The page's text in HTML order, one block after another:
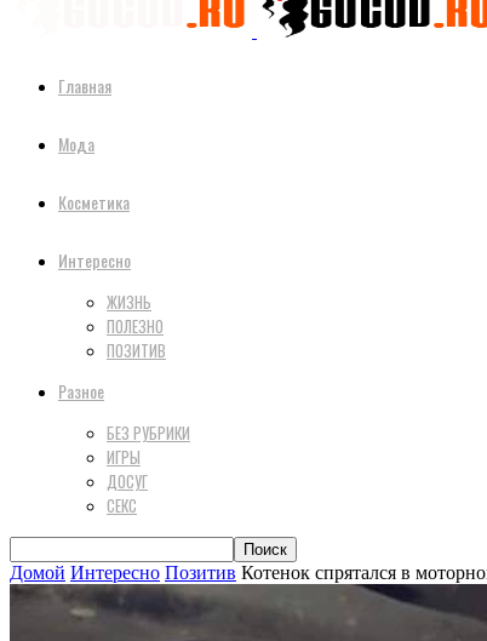
Главная
Мода
Косметика
Интересно
ЖИЗНЬ
ПОЛЕЗНО
ПОЗИТИВ
Разное
БЕЗ РУБРИКИ
ИГРЫ
ДОСУГ
СЕКС
Домой Интересно Позитив Котенок спрятался в